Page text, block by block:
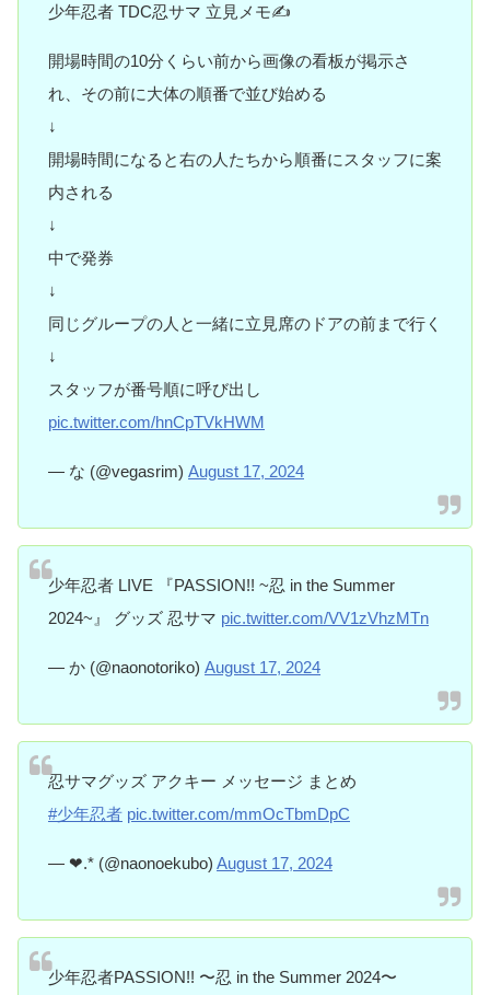
少年忍者 TDC忍サマ 立見メモ✍️
開場時間の10分くらい前から画像の看板が掲示さ
れ、その前に大体の順番で並び始める
↓
開場時間になると右の人たちから順番にスタッフに案
内される
↓
中で発券
↓
同じグループの人と一緒に立見席のドアの前まで行く
↓
スタッフが番号順に呼び出し
pic.twitter.com/hnCpTVkHWM
— な (@vegasrim) August 17, 2024
少年忍者 LIVE 『PASSION!! ~忍 in the Summer
2024~』 グッズ 忍サマ pic.twitter.com/VV1zVhzMTn
— か (@naonotoriko) August 17, 2024
忍サマグッズ アクキー メッセージ まとめ
#少年忍者 pic.twitter.com/mmOcTbmDpC
— ❤︎.* (@naonoekubo) August 17, 2024
少年忍者PASSION!! 〜忍 in the Summer 2024〜